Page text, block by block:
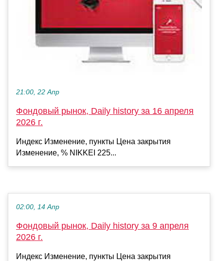
21:00, 22 Апр
Фондовый рынок, Daily history за 16 апреля
2026 г.
Индекс Изменение, пункты Цена закрытия
Изменение, % NIKKEI 225...
02:00, 14 Апр
Фондовый рынок, Daily history за 9 апреля
2026 г.
Индекс Изменение, пункты Цена закрытия